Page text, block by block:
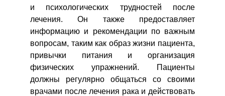
и психологических трудностей после
лечения. Он также предоставляет
информацию и рекомендации по важным
вопросам, таким как образ жизни пациента,
привычки питания и организация
физических упражнений. Пациенты
должны регулярно общаться со своими
врачами после лечения рака и действовать